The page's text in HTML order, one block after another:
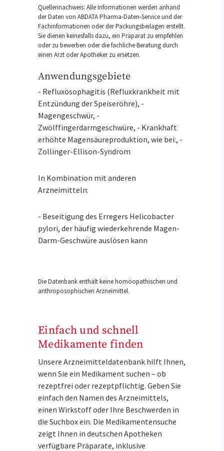
Quellennachweis: Alle Informationen werden anhand
der Daten von ABDATA Pharma-Daten-Service und der
Fachinformationen oder der Packungsbeilagen erstellt.
Sie dienen keinesfalls dazu, ein Präparat zu empfehlen
oder zu bewerben oder die fachliche Beratung durch
einen Arzt oder Apotheker zu ersetzen.
Anwendungsgebiete
- Refluxösophagitis (Refluxkrankheit mit
Entzündung der Speiseröhre), -
Magengeschwür, -
Zwölffingerdarmgeschwüre, - Krankhaft
erhöhte Magensäureproduktion, wie bei:, -
Zollinger-Ellison-Syndrom
In Kombination mit anderen
Arzneimitteln:
- Beseitigung des Erregers Helicobacter
pylori, der häufig wiederkehrende Magen-
Darm-Geschwüre auslösen kann
Die Datenbank enthält keine homöopathischen und
anthroposophischen Arzneimittel.
Einfach und schnell
Medikamente finden
Unsere Arzneimitteldatenbank hilft Ihnen,
wenn Sie ein Medikament suchen – ob
rezeptfrei oder rezeptpflichtig. Geben Sie
einfach den Namen des Arzneimittels,
einen Wirkstoff oder Ihre Beschwerden in
die Suchbox ein. Die Medikamentensuche
zeigt Ihnen in deutschen Apotheken
verfügbare Präparate, inklusive